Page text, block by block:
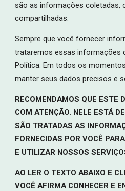
são as informações coletadas,
compartilhadas.
Sempre que você fornecer
trataremos essas informações
Política. Em todos os
manter seus dados precisos e
RECOMENDAMOS QUE ESTE
COM ATENÇÃO. NELE ESTÁ
SÃO TRATADAS AS
FORNECIDAS POR VOCÊ
E UTILIZAR NOSSOS
AO LER O TEXTO ABAIXO E
VOCÊ AFIRMA CONHECER E